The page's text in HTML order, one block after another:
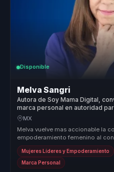
Disponible
Melva Sangri
Autora de Soy Mama Digital,
marca personal en autoridad
globales.
MX
Melva vuelve mas accionable la
empoderamiento femenino al
y capacidad real de d...
Mujeres Líderes y Empoderamiento
Marca Personal